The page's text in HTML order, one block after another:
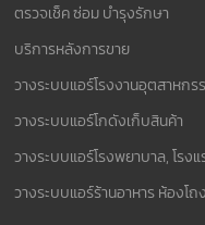
ตรวจเช็ค ซ่อม บำรุงรักษา
บริการหลังการขาย
วางระบบแอร์โรงงานอุตสาหกร
วางระบบแอร์โกดังเก็บสินค้า
วางระบบแอร์โรงพยาบาล, โร
วางระบบแอร์ร้านอาหาร ห้องโ